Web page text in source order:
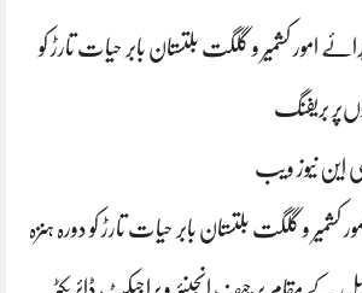
امور کشمیر و گلگت بلتستان بابر حیات تارڑ کو
بریفنگ
کشمیر و گلگت بلتستان بابر حیات تارڑ کو دورہ ہنزہ
کے مقام پر چیف انجینئر و پراجیکٹ ڈائریکٹر